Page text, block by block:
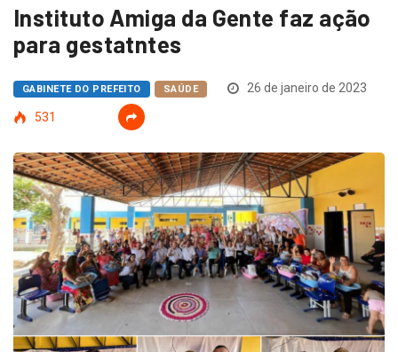
Instituto Amiga da Gente faz ação
para gestatntes
GABINETE DO PREFEITO SAÚDE 26 de janeiro de 2023
531